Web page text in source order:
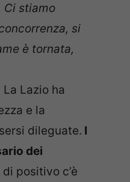
Ci stiamo
si
è tornata,
La Lazio ha
e la
dileguate. I
dei
positivo c’è